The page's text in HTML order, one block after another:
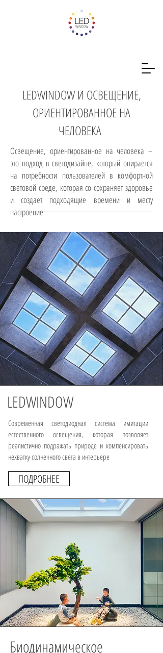
LEDWINDOW И ОСВЕЩЕНИЕ,
ОРИЕНТИРОВАННОЕ НА
ЧЕЛОВЕКА
Освещение, ориентированное на человека –
это подход в светодизайне, который опирается
на потребности пользователей в комфортной
световой среде, которая со сохраняет здоровье
и создает подходящие времени и месту
настроение
LEDWINDOW
Современная светодиодная система имитации
естественного освещения, которая позволяет
реалистично подражать природе и компенсировать
нехватку солнечного света в интерьере
ПОДРОБНЕЕ
Биодинамическое